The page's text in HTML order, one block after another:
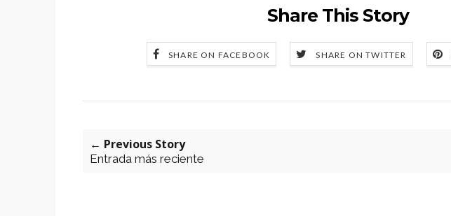
Share This Story
SHARE ON FACEBOOK SHARE ON TWITTER
← Previous Story
Entrada más reciente